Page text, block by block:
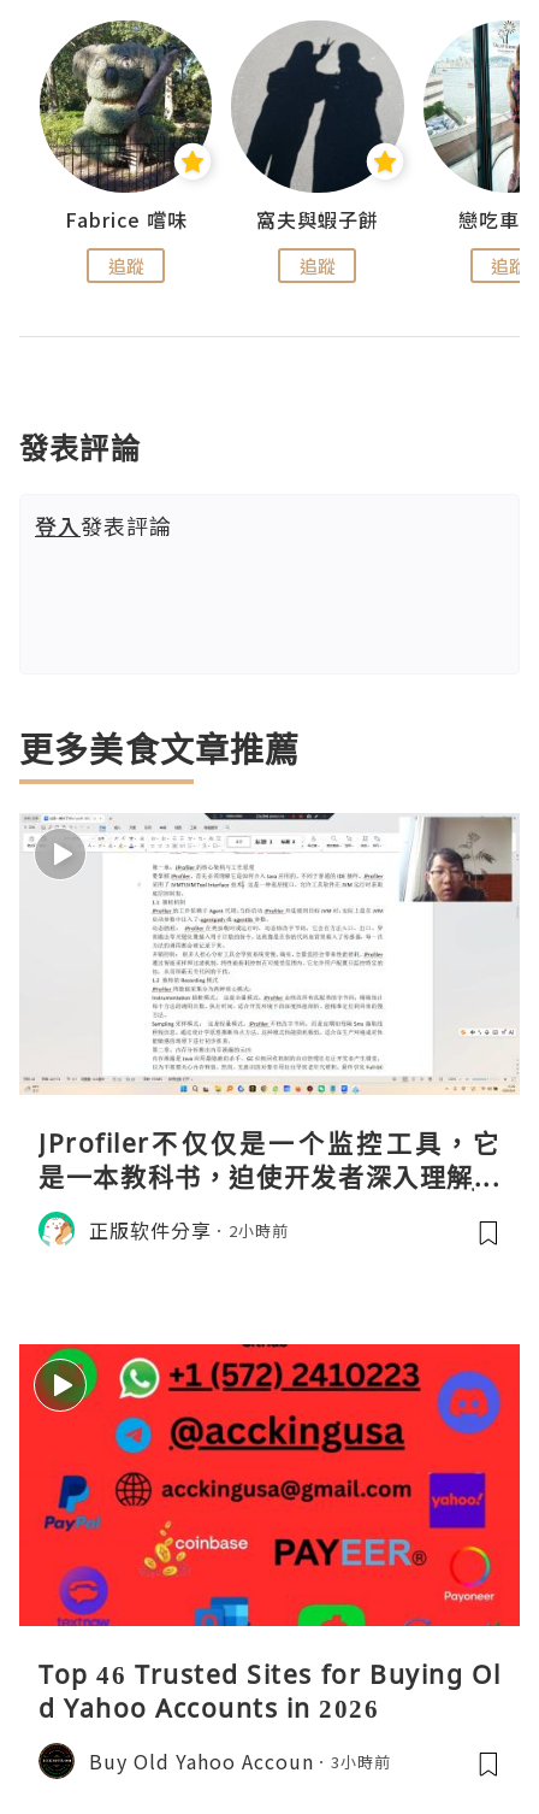
Fabrice 嚐味
追蹤
窩夫與蝦子餅
追蹤
戀吃車
追蹤
發表評論
登入發表評論
更多美食文章推薦
JProfiler不仅仅是一个监控工具，它
是一本教科书，迫使开发者深入理解JV
M的内存模型、垃圾回收机制和并发原
理。通过直观的可视化数据，它将抽象
正版软件分享 2小時前
Top 46 Trusted Sites for Buying Ol
d Yahoo Accounts in 2026
Buy Old Yahoo Accoun 3小時前